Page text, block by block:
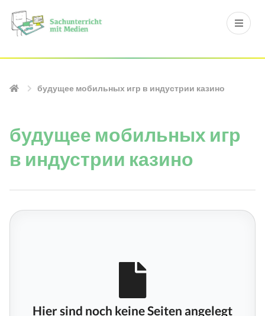
будущее мобильных игр в индустрии казино
будущее мобильных игр
в индустрии казино
Hier sind noch keine Seiten angelegt